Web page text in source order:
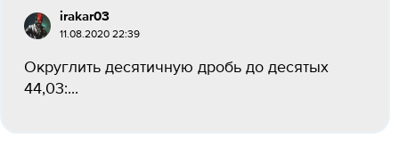
irakar03
11.08.2020 22:39
Округлить десятичную дробь до десятых
44,03:​...